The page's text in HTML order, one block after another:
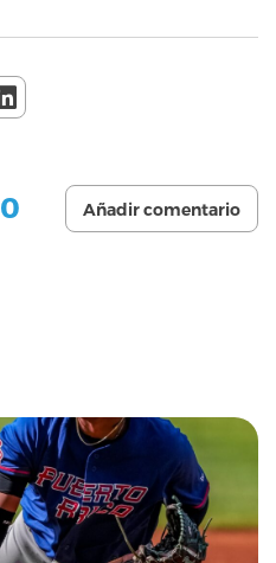
0 Añadir comentario